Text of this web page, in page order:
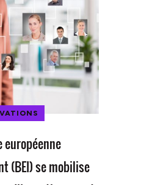
européenne
(BEI) se mobilise